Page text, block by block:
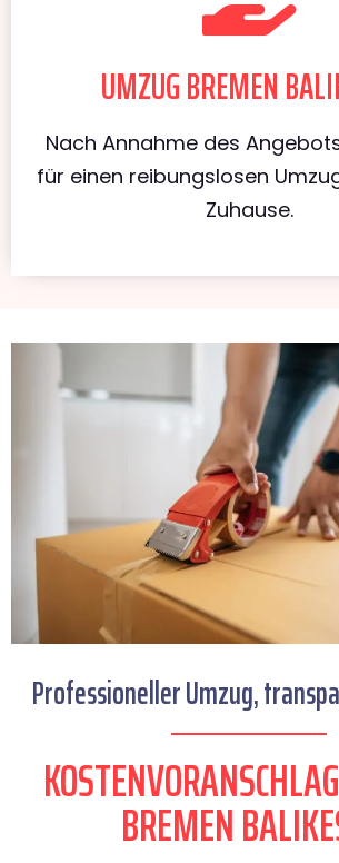
UMZUG BREMEN
Nach Annahme des
für einen reibungslosen
Zuhause.
Professioneller Umzug,
BREMEN